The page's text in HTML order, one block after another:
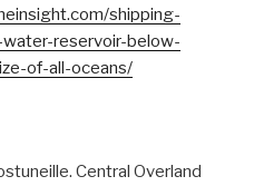
shipping-
reservoir-below-
of-all-oceans/
Central Overland